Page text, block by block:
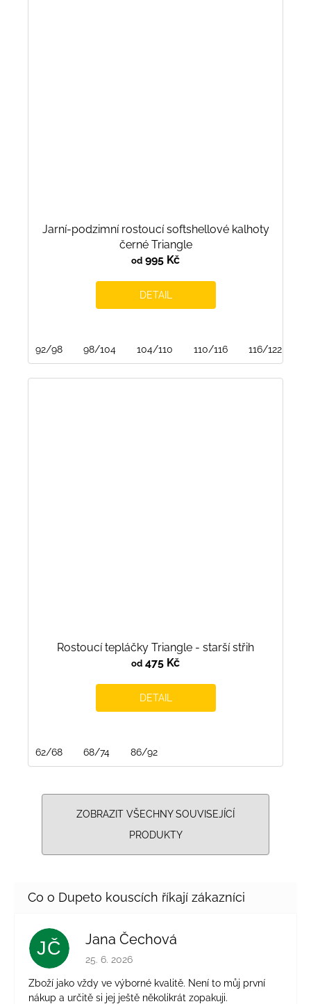
Jarní-podzimní rostoucí softshellové kalhoty
černé Triangle
od 995 Kč
DETAIL
92/98 98/104 104/110 110/116 116/122
Rostoucí tepláčky Triangle - starší střih
od 475 Kč
DETAIL
62/68 68/74 86/92
ZOBRAZIT VŠECHNY SOUVISEJÍCÍ
PRODUKTY
JČ Jana Čechová
Hodnocení obchodu je 5 z 5 hvězdiček.
25. 6. 2026
Zboží jako vždy ve výborné kvalitě. Není to můj první
nákup a určitě si jej ještě několikrát zopakuji.